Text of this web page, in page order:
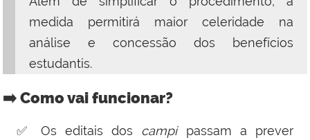
medida permitirá maior celeridade na
análise e concessão dos benefícios
estudantis.
➡️ Como vai funcionar?
✅ Os editais dos campi
passam a prever